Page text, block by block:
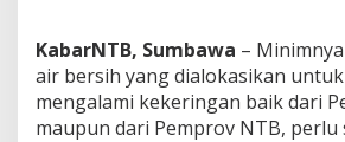
e
l
u
a
s
KabarNTB, Sumbawa –
air bersih yang dialokasikan
mengalami kekeringan baik dari
maupun dari Pemprov NTB, perlu